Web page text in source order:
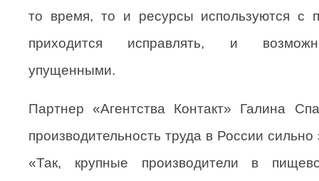
то время, то и ресурсы используются с
приходится исправлять, и
упущенными.
Партнер «Агентства Контакт» Галина
производительность труда в России
«Так, крупные производители в